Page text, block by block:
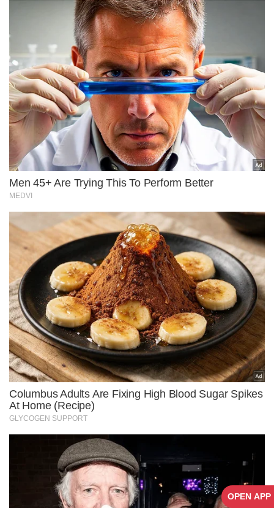
OPEN APP